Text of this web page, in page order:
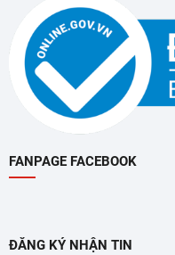
Chân đế được thiết kế
trên mọi bề mặt. Thiết kế
nên đơn giản và nhanh
FANPAGE FACEBOOK
ĐĂNG KÝ NHẬN TIN